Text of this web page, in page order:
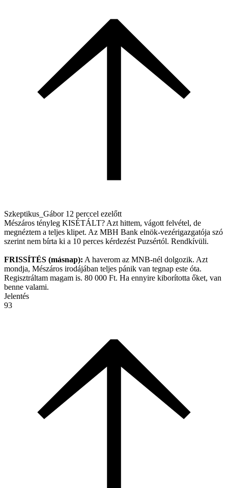
Szkeptikus_Gábor 12 perccel ezelőtt
Mészáros tényleg KISÉTÁLT? Azt hittem, vágott felvétel, de
megnéztem a teljes klipet. Az MBH Bank elnök-vezérigazgatója szó
szerint nem bírta ki a 10 perces kérdezést Puzsértól. Rendkívüli.
FRISSÍTÉS (másnap): A haverom az MNB-nél dolgozik. Azt
mondja, Mészáros irodájában teljes pánik van tegnap este óta.
Regisztráltam magam is. 80 000 Ft. Ha ennyire kiborította őket, van
benne valami.
Jelentés
93